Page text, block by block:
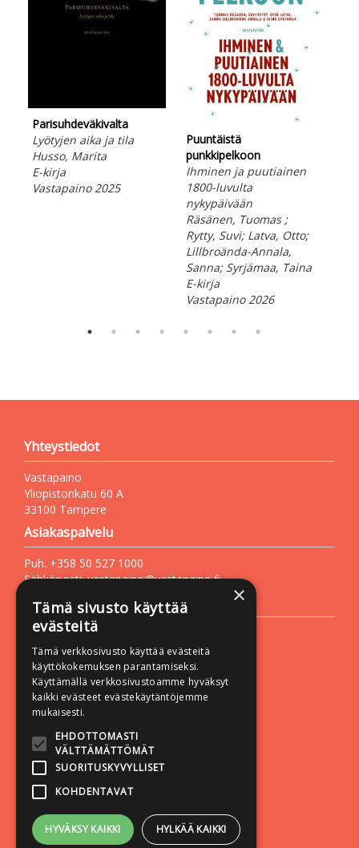
Parisuhdeväkivalta
Lyötyjen aika ja tila
Husso, Marita
E-kirja
Vastapaino 2025
Puuntäistä
punkkipelkoon
Ihminen ja puutiainen
1800-luvulta
nykypäivään
Räsänen, Tuomas ;
Rytty, Suvi; Latva, Otto;
Lillbroända-Annala,
Sanna; Syrjämaa, Taina
E-kirja
Vastapaino 2026
Yhteystiedot
Vastapaino
Yliopistonkatu 60 A
33100 Tampere
Asiakaspalvelu
Puh. +358 50 527 1000
Sähköposti:vastapaino@vastapaino.fi
Lisätietoa
Toimitusehdot
Käyttöohjeet
Tietosuojaseloste
Saavutettavuusseloste
×
Tämä sivusto käyttää
evästeitä
Tämä verkkosivusto käyttää evästeitä
käyttökokemuksen parantamiseksi.
Käyttämällä verkkosivustoamme hyväksyt
kaikki evästeet evästekäytäntöjemme
mukaisesti.
EHDOTTOMASTI
VÄLTTÄMÄTTÖMÄT
SUORITUSKYVYLLISET
KOHDENTAVAT
HYVÄKSY KAIKKI HYLKÄÄ KAIKKI